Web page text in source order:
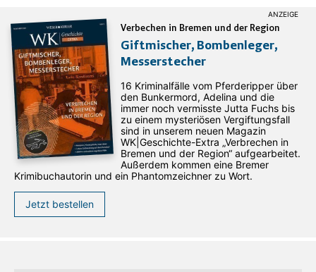
Verbechen in Bremen und der Region
Giftmischer, Bombenleger,
Messerstecher
16 Kriminalfälle vom Pferderipper über
den Bunkermord, Adelina und die
immer noch vermisste Jutta Fuchs bis
zu einem mysteriösen Vergiftungsfall
sind in unserem neuen Magazin
WK|Geschichte-Extra „Verbrechen in
Bremen und der Region“ aufgearbeitet.
Außerdem kommen eine Bremer
Krimibuchautorin und ein Phantomzeichner zu Wort.
Jetzt bestellen